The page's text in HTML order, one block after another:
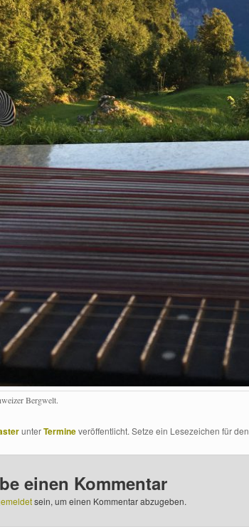
Bergwelt.
unterTermineveröffentlicht. Setze ein Lesezeichen für den
einen Kommentar
sein, um einen Kommentar abzugeben.